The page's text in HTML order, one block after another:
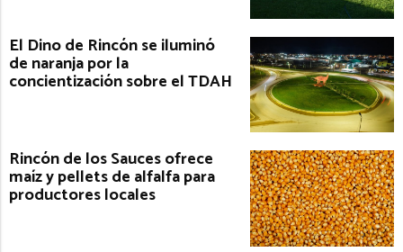
El Dino de Rincón se iluminó
de naranja por la
concientización sobre el TDAH
Rincón de los Sauces ofrece
maíz y pellets de alfalfa para
productores locales